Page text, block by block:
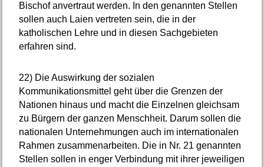
Bischof anvertraut werden. In den genannten Stellen
sollen auch Laien vertreten sein, die in der
katholischen Lehre und in diesen Sachgebieten
erfahren sind.
22)Die Auswirkung der sozialen
Kommunikationsmittel geht über die Grenzen der
Nationen hinaus und macht die Einzelnen gleichsam
zu Bürgern der ganzen Menschheit. Darum sollen die
nationalen Unternehmungen auch im internationalen
Rahmen zusammenarbeiten. Die in Nr. 21 genannten
Stellen sollen in enger Verbindung mit ihrer jeweiligen